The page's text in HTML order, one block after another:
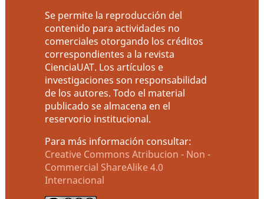
Se permite la reproducción del
contenido para actividades no
comerciales otorgando los créditos
correspondientes a la revista
CienciaUAT. Los artículos e
investigaciones son responsabilidad
de los autores. Todo el material
publicado se almacena en el
reservorio institucional.
Para más información consultar:
Creative Commons Atribucion - Non -
Commercial ShareAlike 4.0
Internacional